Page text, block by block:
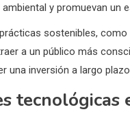
y promuevan un
sostenibles,
a un público más
una inversión a largo
tecnológicas